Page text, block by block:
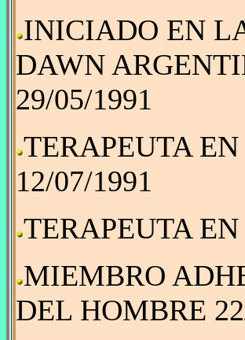
INICIADO EN
DAWN
29/05/1991
TERAPEUTA
12/07/1991
TERAPEUTA
MIEMBRO
DEL HOMBRE